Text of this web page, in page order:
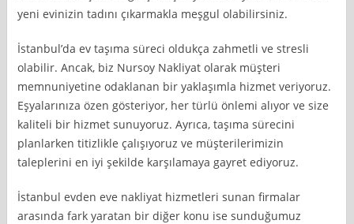
yeni evinizin tadını çıkarmakla meşgul olabilirsiniz.
İstanbul’da ev taşıma süreci oldukça zahmetli ve stresli
olabilir. Ancak, biz Nursoy Nakliyat olarak müşteri
memnuniyetine odaklanan bir yaklaşımla hizmet veriyoruz.
Eşyalarınıza özen gösteriyor, her türlü önlemi alıyor ve size
kaliteli bir hizmet sunuyoruz. Ayrıca, taşıma sürecini
planlarken titizlikle çalışıyoruz ve müşterilerimizin
taleplerini en iyi şekilde karşılamaya gayret ediyoruz.
İstanbul evden eve nakliyat hizmetleri sunan firmalar
arasında fark yaratan bir diğer konu ise sunduğumuz